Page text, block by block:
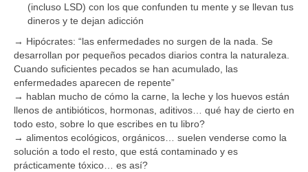
(incluso LSD) con los que confunden tu mente y se llevan tus
dineros y te dejan adicción
→ Hipócrates: “las enfermedades no surgen de la nada. Se
desarrollan por pequeños pecados diarios contra la naturaleza.
Cuando suficientes pecados se han acumulado, las
enfermedades aparecen de repente”
→ hablan mucho de cómo la carne, la leche y los huevos están
llenos de antibióticos, hormonas, aditivos… qué hay de cierto en
todo esto, sobre lo que escribes en tu libro?
→ alimentos ecológicos, orgánicos… suelen venderse como la
solución a todo el resto, que está contaminado y es
prácticamente tóxico… es así?